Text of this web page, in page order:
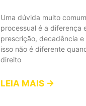
Uma dúvida muito
processual é a diferença
prescrição, decadência e
isso não é diferente
direito
LEIA MAIS →